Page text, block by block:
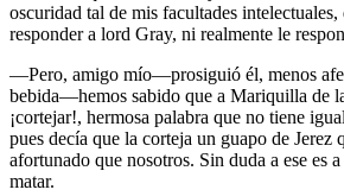
oscuridad tal de mis facultades intelectuales,
responder a lord Gray, ni realmente le
—Pero, amigo mío—prosiguió él, menos
bebida—hemos sabido que a Mariquilla de
¡cortejar!, hermosa palabra que no tiene
pues decía que la corteja un guapo de Jerez
afortunado que nosotros. Sin duda a ese es
matar.